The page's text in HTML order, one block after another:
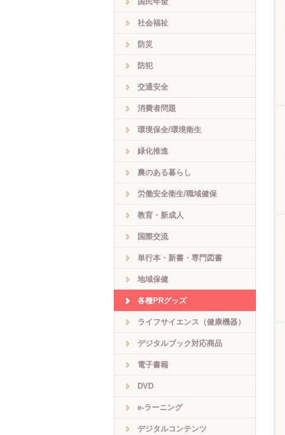
社会福祉
防災
防犯
交通安全
消費者問題
環境保全/環境衛生
緑化推進
農のある暮らし
労働安全衛生/職域健保
教育・新成人
国際交流
単行本・新書・専門図書
地域保健
各種PRグッズ
ライフサイエンス（健康機器）
デジタルブック対応商品
電子書籍
DVD
e-ラーニング
デジタルコンテンツ